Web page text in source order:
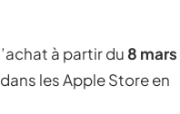
à partir du 8 mars
les Apple Store en